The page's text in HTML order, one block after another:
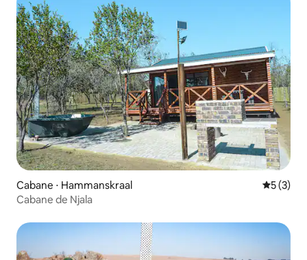
Cabane ⋅ Hammanskraal
5 (3)
Cabane de Njala